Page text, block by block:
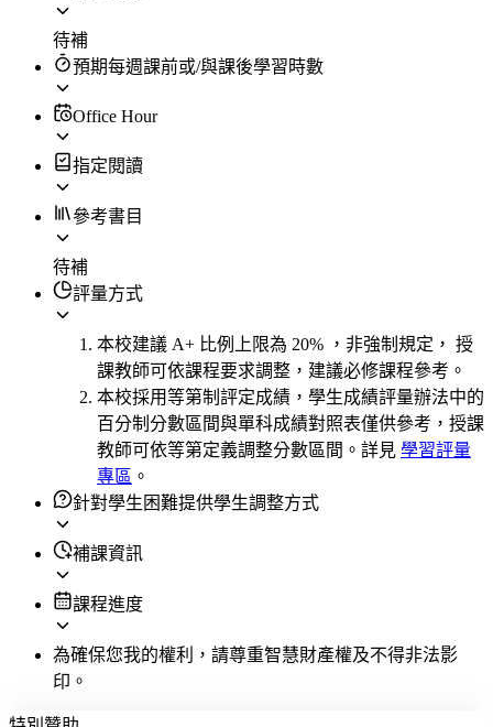
待補
預期每週課前或/與課後學習時數
Office Hour
指定閱讀
參考書目
待補
評量方式
本校建議 A+ 比例上限為 20% ，非強制規定， 授
課教師可依課程要求調整，建議必修課程參考。
本校採用等第制評定成績，學生成績評量辦法中的
百分制分數區間與單科成績對照表僅供參考，授課
教師可依等第定義調整分數區間。詳見 學習評量
專區 。
針對學生困難提供學生調整方式
補課資訊
課程進度
為確保您我的權利，請尊重智慧財產權及不得非法影
印。